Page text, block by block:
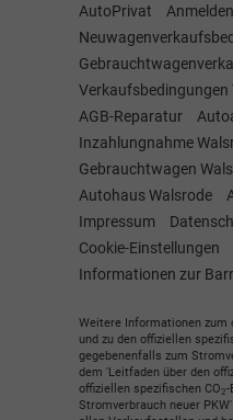
AutoPrivat Anmelden
Verkaufsbedingungen
AGB-Reparatur
Inzahlungnahme
Gebrauchtwagen
Autohaus Walsrode
Impressum
Cookie-Einstellungen
Informationen zur
Weitere Informationen
und zu den offiziellen
gegebenenfalls zum
dem 'Leitfaden über den
offiziellen spezifischen CO2-
Stromverbrauch neuer